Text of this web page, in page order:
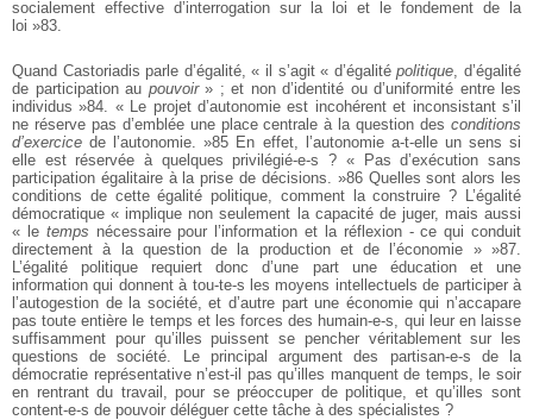
socialement effective d’interrogation sur la loi et le fondement de la
loi »83.
Quand Castoriadis parle d’égalité, « il s’agit « d’égalitépolitique , d’égalité
de participation au pouvoir» ; et non d’identité ou d’uniformité entre les
individus »84. « Le projet d’autonomie est incohérent et inconsistant s’il
ne réserve pas d’emblée une place centrale à la question des conditions
d’exercice de l’autonomie. »85 En effet, l’autonomie a-t-elle un sens si
elle est réservée à quelques privilégié-e-s ? « Pas d’exécution sans
participation égalitaire à la prise de décisions. »86 Quelles sont alors les
conditions de cette égalité politique, comment la construire ? L’égalité
démocratique « implique non seulement la capacité de juger, mais aussi
« le temps nécessaire pour l’information et la réflexion - ce qui conduit
directement à la question de la production et de l’économie » »87.
L’égalité politique requiert donc d’une part une éducation et une
information qui donnent à tou-te-s les moyens intellectuels de participer à
l’autogestion de la société, et d’autre part une économie qui n’accapare
pas toute entière le temps et les forces des humain-e-s, qui leur en laisse
suffisamment pour qu’illes puissent se pencher véritablement sur les
questions de société. Le principal argument des partisan-e-s de la
démocratie représentative n’est-il pas qu’illes manquent de temps, le soir
en rentrant du travail, pour se préoccuper de politique, et qu’illes sont
content-e-s de pouvoir déléguer cette tâche à des spécialistes ?